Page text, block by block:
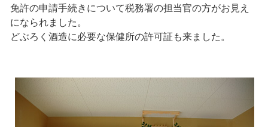
免許の申請手続きについて税務署の担当官の方がお見え
になられました。
どぶろく酒造に必要な保健所の許可証も来ました。